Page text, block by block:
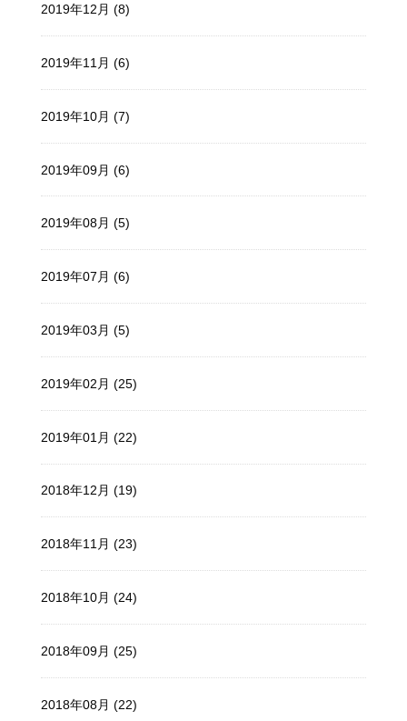
2019年12月 (8)
2019年11月 (6)
2019年10月 (7)
2019年09月 (6)
2019年08月 (5)
2019年07月 (6)
2019年03月 (5)
2019年02月 (25)
2019年01月 (22)
2018年12月 (19)
2018年11月 (23)
2018年10月 (24)
2018年09月 (25)
2018年08月 (22)